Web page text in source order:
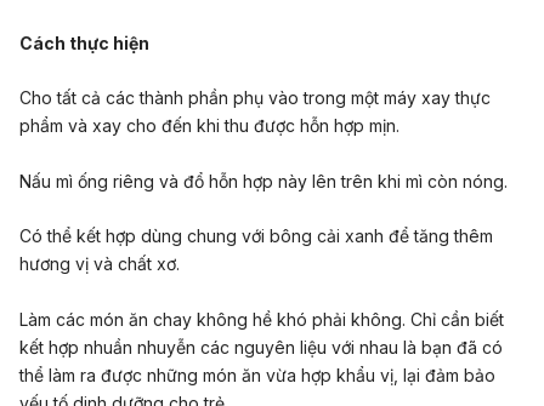
Cách thực hiện
Cho tất cả các thành phần phụ vào trong một máy xay thực
phẩm và xay cho đến khi thu được hỗn hợp mịn.
Nấu mì ống riêng và đổ hỗn hợp này lên trên khi mì còn nóng.
Có thể kết hợp dùng chung với bông cải xanh để tăng thêm
hương vị và chất xơ.
Làm các món ăn chay không hề khó phải không. Chỉ cần biết
kết hợp nhuần nhuyễn các nguyên liệu với nhau là bạn đã có
thể làm ra được những món ăn vừa hợp khẩu vị, lại đảm bảo